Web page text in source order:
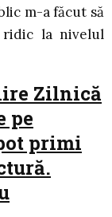
m-a făcut să
la nivelul
Zilnică
pe
primi